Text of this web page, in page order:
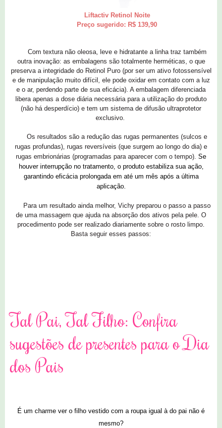
Liftactiv Retinol Noite
Preço sugerido: R$ 139,90
Com textura não oleosa, leve e hidratante a linha traz também
outra inovação: as embalagens são totalmente herméticas, o que
preserva a integridade do Retinol Puro (por ser um ativo fotossensível
e de manipulação muito difícil, ele pode oxidar em contato com a luz
e o ar, perdendo parte de sua eficácia). A embalagem diferenciada
libera apenas a dose diária necessária para a utilização do produto
(não há desperdício) e tem um sistema de difusão ultraprotetor
exclusivo.
Os resultados são a redução das rugas permanentes (sulcos e
rugas profundas), rugas reversíveis (que surgem ao longo do dia) e
rugas embrionárias (programadas para aparecer com o tempo). Se
houver interrupção no tratamento, o produto estabiliza sua ação,
garantindo eficácia prolongada em até um mês após a última
aplicação.
Para um resultado ainda melhor, Vichy preparou o passo a passo
de uma massagem que ajuda na absorção dos ativos pela pele. O
procedimento pode ser realizado diariamente sobre o rosto limpo.
Basta seguir esses passos:
Tal Pai, Tal Filho: Confira
sugestões de presentes para o Dia
dos Pais
É um charme ver o filho vestido com a roupa igual à do pai não é
mesmo?